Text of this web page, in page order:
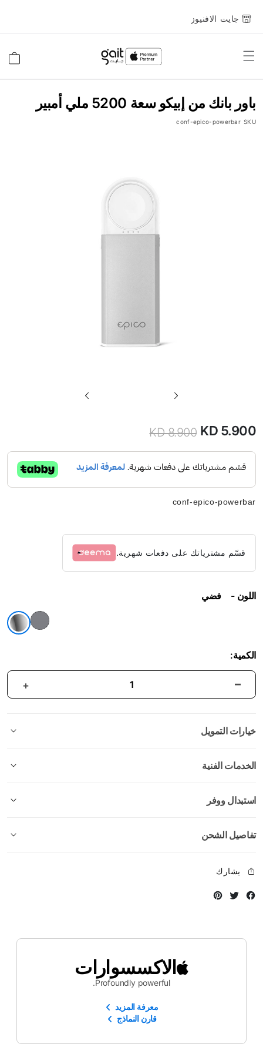
جايت الافنيوز
Toggle
باور بانك من إبيكو سعة 5200 ملي أمبير
SKU
conf-epico-powerbar
معرض
KD 5.900
KD 8.900
conf-epico-powerbar
قسّم مشترياتك على دفعات شهرية.
اللون فضي
الكمية:
خيارات التمويل
الخدمات الفنية
استبدال ووفر
تفاصيل الشحن
يشارك
Facebook
Twitter
الاكسسوارات
Profoundly powerful.
معرفة المزيد
قارن النماذج